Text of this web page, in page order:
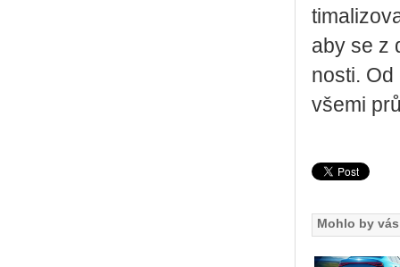
aby se z
nos­ti.
všemi
Mohlo by